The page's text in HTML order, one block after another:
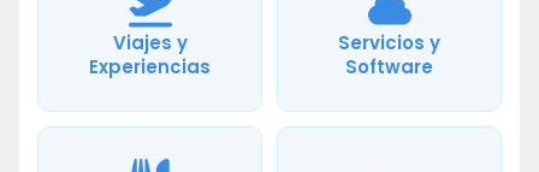
Viajes y
Experiencias
Servicios y
Software